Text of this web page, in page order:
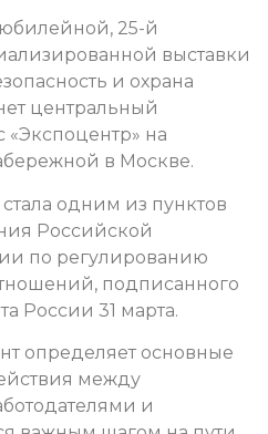
25-й
выставки
и охрана
центральный
на
в Москве.
одним из пунктов
Российской
по регулированию
подписанного
России 31 марта.
определяет основные
между
и